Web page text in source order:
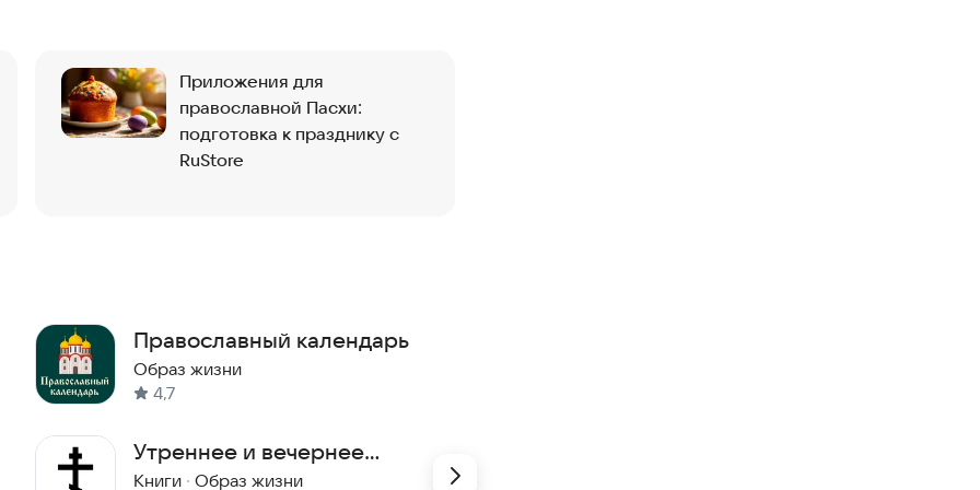
закладки.
поминовения, Ваши молитвы и т.д.).
интернету.)
Приложения для
православной Пасхи:
подготовка к празднику с
RuStore
Православный календарь
Образ жизни
4,7
Утреннее и вечернее
правило и другие молитвы
Книги · Образ жизни